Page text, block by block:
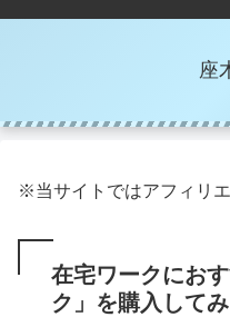
座
※当サイトではアフィリ
在宅ワークにお
ク」を購入して